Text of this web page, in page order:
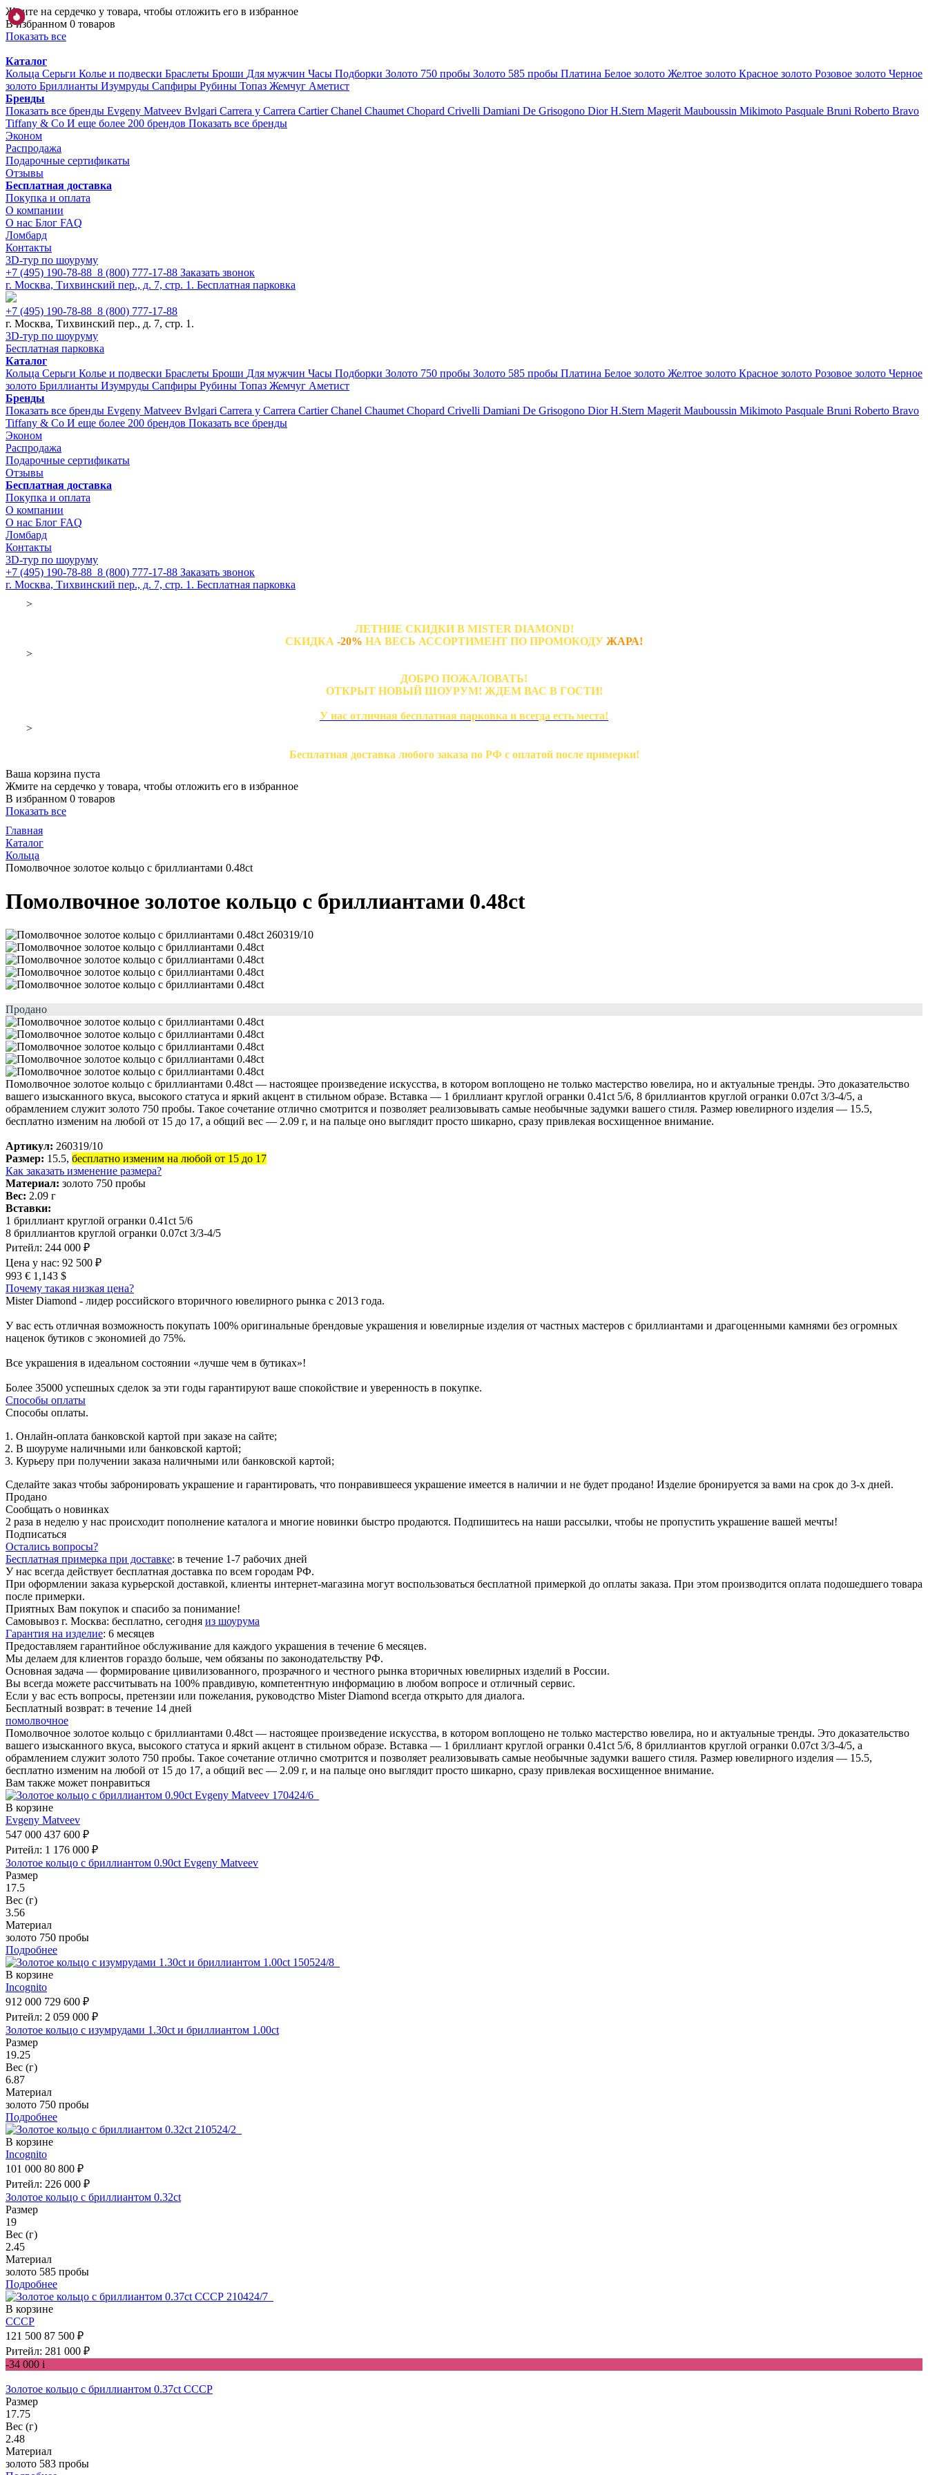
Жмите на сердечко у товара, чтобы отложить его в избранное
В избранном 0 товаров
Показать все
Каталог
Кольца Серьги Колье и подвески Браслеты Броши Для мужчин Часы Подборки Золото 750 пробы Золото 585 пробы Платина Белое золото Желтое золото Красное золото Розовое золото Черное
золото Бриллианты Изумруды Сапфиры Рубины Топаз Жемчуг Аметист
Бренды
Показать все бренды Evgeny Matveev Bvlgari Carrera y Carrera CartierChanel Chaumet Chopard Crivelli Damiani De Grisogono DiorH.Stern Magerit Mauboussin Mikimoto Pasquale Bruni Roberto Bravo
Tiffany & Co И еще более 200 брендов Показать все бренды
Эконом
Распродажа
Подарочные сертификаты
Отзывы
Бесплатная доставка
Покупка и оплата
О компании
О нас Блог FAQ
Ломбард
Контакты
3D-тур по шоуруму
+7 (495) 190-78-88 8 (800) 777-17-88 Заказать звонок
г. Москва, Тихвинский пер., д. 7, стр. 1. Бесплатная парковка
+7 (495) 190-78-88 8 (800) 777-17-88
г. Москва, Тихвинский пер., д. 7, стр. 1.
3D-тур по шоуруму
Бесплатная парковка
Каталог
Кольца Серьги Колье и подвески Браслеты Броши Для мужчин Часы Подборки Золото 750 пробы Золото 585 пробы Платина Белое золото Желтое золото Красное золото Розовое золото Черное
золото Бриллианты Изумруды Сапфиры Рубины Топаз Жемчуг Аметист
Бренды
Показать все бренды Evgeny Matveev Bvlgari Carrera y Carrera CartierChanel Chaumet Chopard Crivelli Damiani De Grisogono DiorH.Stern Magerit Mauboussin Mikimoto Pasquale Bruni Roberto Bravo
Tiffany & Co И еще более 200 брендов Показать все бренды
Эконом
Распродажа
Подарочные сертификаты
Отзывы
Бесплатная доставка
Покупка и оплата
О компании
О нас Блог FAQ
Ломбард
Контакты
3D-тур по шоуруму
+7 (495) 190-78-88 8 (800) 777-17-88 Заказать звонок
г. Москва, Тихвинский пер., д. 7, стр. 1. Бесплатная парковка
>
ЛЕТНИЕ СКИДКИ В MISTER DIAMOND!
СКИДКА -20% НА ВЕСЬ АССОРТИМЕНТ ПО ПРОМОКОДУ ЖАРА!
>
ДОБРО ПОЖАЛОВАТЬ!
ОТКРЫТ НОВЫЙ ШОУРУМ! ЖДЕМ ВАС В ГОСТИ!
У нас отличная бесплатная парковка и всегда есть места!
>
Бесплатная доставка любого заказа по РФ с оплатой после примерки!
Ваша корзина пуста
Жмите на сердечко у товара, чтобы отложить его в избранное
В избранном 0 товаров
Показать все
Главная
Каталог
Кольца
Помолвочное золотое кольцо с бриллиантами 0.48ct
Помолвочное золотое кольцо с бриллиантами 0.48ct
Продано
Помолвочное золотое кольцо с бриллиантами 0.48ct — настоящее произведение искусства, в котором воплощено не только мастерство ювелира, но и актуальные тренды. Это доказательство
вашего изысканного вкуса, высокого статуса и яркий акцент в стильном образе. Вставка — 1 бриллиант круглой огранки 0.41ct 5/6, 8 бриллиантов круглой огранки 0.07ct 3/3-4/5, а
обрамлением служит золото 750 пробы. Такое сочетание отлично смотрится и позволяет реализовывать самые необычные задумки вашего стиля. Размер ювелирного изделия — 15.5,
бесплатно изменим на любой от 15 до 17, а общий вес — 2.09 г, и на пальце оно выглядит просто шикарно, сразу привлекая восхищенное внимание.
Артикул: 260319/10
Размер: 15.5, бесплатно изменим на любой от 15 до 17
Как заказать изменение размера?
Материал: золото 750 пробы
Вес: 2.09 г
Вставки:
1 бриллиант круглой огранки 0.41ct 5/6
8 бриллиантов круглой огранки 0.07ct 3/3-4/5
Ритейл: 244 000 ₽
Цена у нас: 92 500 ₽
993 € 1,143 $
Почему такая низкая цена?
Mister Diamond - лидер российского вторичного ювелирного рынка с 2013 года.
У вас есть отличная возможность покупать 100% оригинальные брендовые украшения и ювелирные изделия от частных мастеров с бриллиантами и драгоценными камнями без огромных
наценок бутиков с экономией до 75%.
Все украшения в идеальном состоянии «лучше чем в бутиках»!
Более 35000 успешных сделок за эти годы гарантируют ваше спокойствие и уверенность в покупке.
Способы оплаты
Способы оплаты.
Онлайн-оплата банковской картой при заказе на сайте;
В шоуруме наличными или банковской картой;
Курьеру при получении заказа наличными или банковской картой;
Сделайте заказ чтобы забронировать украшение и гарантировать, что понравившееся украшение имеется в наличии и не будет продано! Изделие бронируется за вами на срок до 3-х дней.
Продано
Сообщать о новинках
2 раза в неделю у нас происходит пополнение каталога и многие новинки быстро продаются. Подпишитесь на наши рассылки, чтобы не пропустить украшение вашей мечты!
Подписаться
Остались вопросы?
Бесплатная примерка при доставке: в течение 1-7 рабочих дней
У нас всегда действует бесплатная доставка по всем городам РФ.
При оформлении заказа курьерской доставкой, клиенты интернет-магазина могут воспользоваться бесплатной примеркой до оплаты заказа. При этом производится оплата подошедшего товара
после примерки.
Приятных Вам покупок и спасибо за понимание!
Самовывоз г. Москва: бесплатно, сегодня из шоурума
Гарантия на изделие: 6 месяцев
Предоставляем гарантийное обслуживание для каждого украшения в течение 6 месяцев.
Мы делаем для клиентов гораздо больше, чем обязаны по законодательству РФ.
Основная задача — формирование цивилизованного, прозрачного и честного рынка вторичных ювелирных изделий в России.
Вы всегда можете рассчитывать на 100% правдивую, компетентную информацию в любом вопросе и отличный сервис.
Если у вас есть вопросы, претензии или пожелания, руководство Mister Diamond всегда открыто для диалога.
Бесплатный возврат: в течение 14 дней
помолвочное
Помолвочное золотое кольцо с бриллиантами 0.48ct — настоящее произведение искусства, в котором воплощено не только мастерство ювелира, но и актуальные тренды. Это доказательство
вашего изысканного вкуса, высокого статуса и яркий акцент в стильном образе. Вставка — 1 бриллиант круглой огранки 0.41ct 5/6, 8 бриллиантов круглой огранки 0.07ct 3/3-4/5, а
обрамлением служит золото 750 пробы. Такое сочетание отлично смотрится и позволяет реализовывать самые необычные задумки вашего стиля. Размер ювелирного изделия — 15.5,
бесплатно изменим на любой от 15 до 17, а общий вес — 2.09 г, и на пальце оно выглядит просто шикарно, сразу привлекая восхищенное внимание.
Вам также может понравиться
В корзине
Evgeny Matveev
547 000 437 600 ₽
Ритейл: 1 176 000 ₽
Золотое кольцо с бриллиантом 0.90ct Evgeny Matveev
Размер
17.5
Вес (г)
3.56
Материал
золото 750 пробы
Подробнее
В корзине
Incognito
912 000 729 600 ₽
Ритейл: 2 059 000 ₽
Золотое кольцо с изумрудами 1.30ct и бриллиантом 1.00ct
Размер
19.25
Вес (г)
6.87
Материал
золото 750 пробы
Подробнее
В корзине
Incognito
101 000 80 800 ₽
Ритейл: 226 000 ₽
Золотое кольцо с бриллиантом 0.32ct
Размер
19
Вес (г)
2.45
Материал
золото 585 пробы
Подробнее
В корзине
СССР
121 500 87 500 ₽
Ритейл: 281 000 ₽
-34 000 i
Золотое кольцо с бриллиантом 0.37ct СССР
Размер
17.75
Вес (г)
2.48
Материал
золото 583 пробы